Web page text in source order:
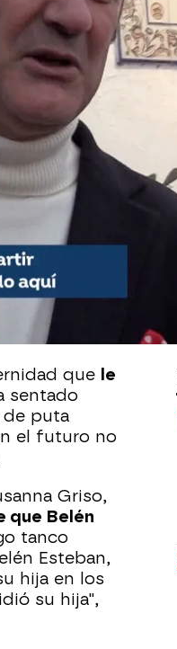
WhatsappFacebook
X
en una
y
su
sentirse
contaba
que le
sentado
de puta
el futuro no
Griso,
que Belén
tanco
Esteban,
hija en los
su hija",